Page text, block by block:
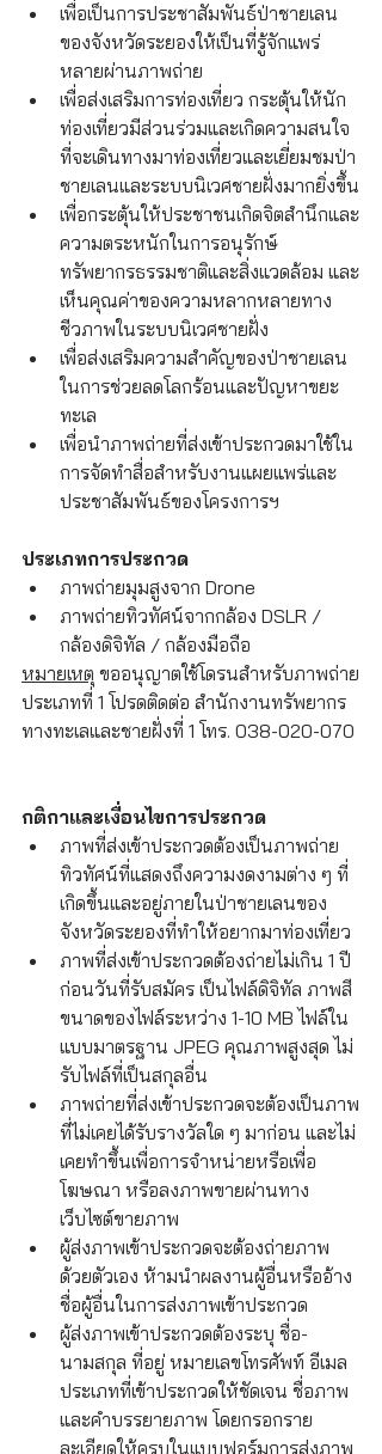
เพื่อเป็นการประชาสัมพันธ์ป่าชายเลน
ของจังหวัดระยองให้เป็นที่รู้จักแพร่
หลายผ่านภาพถ่าย
เพื่อส่งเสริมการท่องเที่ยว กระตุ้นให้นัก
ท่องเที่ยวมีส่วนร่วมและเกิดความสนใจ
ที่จะเดินทางมาท่องเที่ยวและเยี่ยมชมป่า
ชายเลนและระบบนิเวศชายฝั่งมากยิ่งขึ้น
เพื่อกระตุ้นให้ประชาชนเกิดจิตสำนึกและ
ความตระหนักในการอนุรักษ์
ทรัพยากรธรรมชาติและสิ่งแวดล้อม และ
เห็นคุณค่าของความหลากหลายทาง
ชีวภาพในระบบนิเวศชายฝั่ง
เพื่อส่งเสริมความสำคัญของป่าชายเลน
ในการช่วยลดโลกร้อนและปัญหาขยะ
ทะเล
เพื่อนำภาพถ่ายที่ส่งเข้าประกวดมาใช้ใน
การจัดทำสื่อสำหรับงานแผยแพร่และ
ประชาสัมพันธ์ของโครงการฯ
ประเภทการประกวด
ภาพถ่ายมุมสูงจาก Drone
ภาพถ่ายทิวทัศน์จากกล้อง DSLR /
กล้องดิจิทัล / กล้องมือถือ
หมายเหตุ ขออนุญาตใช้โดรนสำหรับภาพถ่าย
ประเภทที่ 1 โปรดติดต่อ สำนักงานทรัพยากร
ทางทะเลและชายฝั่งที่ 1 โทร. 038-020-070
กติกาและเงื่อนไขการประกวด
ภาพที่ส่งเข้าประกวดต้องเป็นภาพถ่าย
ทิวทัศน์ที่แสดงถึงความงดงามต่าง ๆ ที่
เกิดขึ้นและอยู่ภายในป่าชายเลนของ
จังหวัดระยองที่ทำให้อยากมาท่องเที่ยว
ภาพที่ส่งเข้าประกวดต้องถ่ายไม่เกิน 1 ปี
ก่อนวันที่รับสมัคร เป็นไฟล์ดิจิทัล ภาพสี
ขนาดของไฟล์ระหว่าง 1-10 MB ไฟล์ใน
แบบมาตรฐาน JPEG คุณภาพสูงสุด ไม่
รับไฟล์ที่เป็นสกุลอื่น
ภาพถ่ายที่ส่งเข้าประกวดจะต้องเป็นภาพ
ที่ไม่เคยได้รับรางวัลใด ๆ มาก่อน และไม่
เคยทำขึ้นเพื่อการจำหน่ายหรือเพื่อ
โฆษณา หรือลงภาพขายผ่านทาง
เว็บไซต์ขายภาพ
ผู้ส่งภาพเข้าประกวดจะต้องถ่ายภาพ
ด้วยตัวเอง ห้ามนำผลงานผู้อื่นหรืออ้าง
ชื่อผู้อื่นในการส่งภาพเข้าประกวด
ผู้ส่งภาพเข้าประกวดต้องระบุ ชื่อ-
นามสกุล ที่อยู่ หมายเลขโทรศัพท์ อีเมล
ประเภทที่เข้าประกวดให้ชัดเจน ชื่อภาพ
และคำบรรยายภาพ โดยกรอกราย
ละเอียดให้ครบในแบบฟอร์มการส่งภาพ